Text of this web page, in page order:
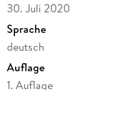
30. Juli 2020
Sprache
deutsch
Auflage
1. Auflage